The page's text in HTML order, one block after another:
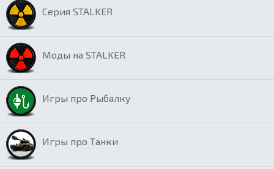
Серия STALKER
Моды на STALKER
Игры про Рыбалку
Игры про Танки